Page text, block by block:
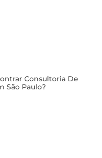
Consultoria De
São Paulo?